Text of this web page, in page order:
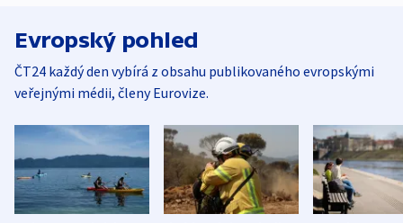
Evropský pohled
ČT24 každý den vybírá z obsahu publikovaného evropskými
veřejnými médii, členy Eurovize.